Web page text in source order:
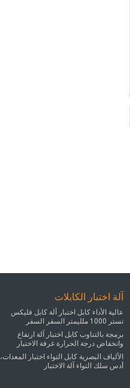
آلة اختبار الكابلات
عالية الأداء كابل اختبار آلة كابل فليكس
تستر 1000 ملليمتر السفر السفر
برمجة بالتناوب كابل اختبار آلة ارتفاع
وانخفاض درجة الحرارة غرفة الاختبار
الألياف البصرية كابل التواء اختبار المعدات،
أدس سلك التواء آلة الاختبار